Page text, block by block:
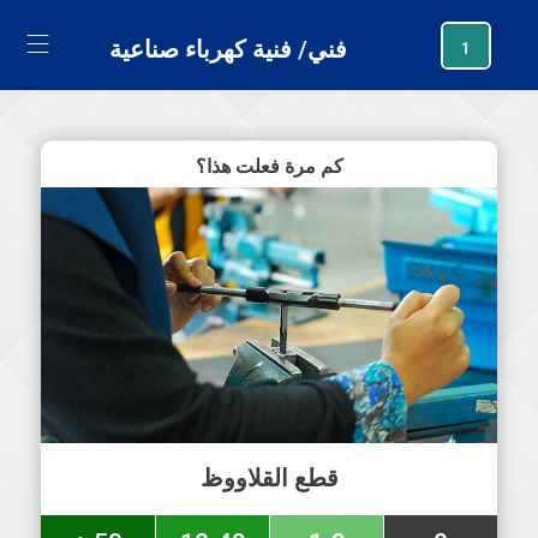
فني/ فنية كهرباء صناعية 1
كم مرة فعلت هذا؟
قطع القلاووظ